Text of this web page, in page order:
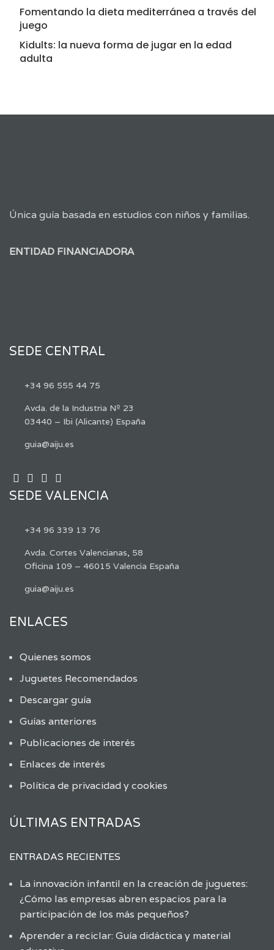
Fomentando la dieta mediterránea a través del
juego
Kidults: la nueva forma de jugar en la edad
adulta
Única guía basada en estudios con niños y familias.
ENTIDAD FINANCIADORA
SEDE CENTRAL
+34 96 555 44 75
Avda. de la Industria Nº 23
03440 – Ibi (Alicante) España
guia@aiju.es
SEDE VALENCIA
+34 96 339 13 76
Avda. Cortes Valencianas, 58
Oficina 109 – 46015 Valencia España
guia@aiju.es
ENLACES
Quienes somos
Juguetes Recomendados
Descargar guía
Guías anteriores
Publicaciones de interés
Enlaces de interés
Política de privacidad y cookies
ÚLTIMAS ENTRADAS
ENTRADAS RECIENTES
La innovación infantil en la creación de juguetes:
¿Cómo las empresas abren espacios para la
participación de los más pequeños?
Aprender a reciclar: Guía didáctica y material